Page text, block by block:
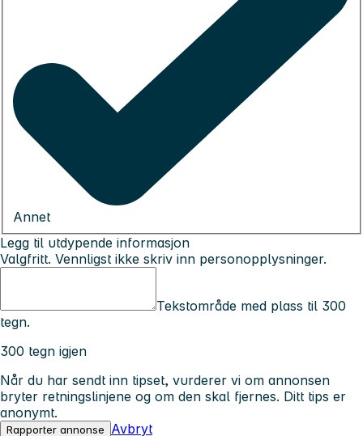
Annet
Legg til utdypende informasjon
Valgfritt. Vennligst ikke skriv inn personopplysninger.
Tekstområde med plass til 300
tegn.
300 tegn igjen
Når du har sendt inn tipset, vurderer vi om annonsen
bryter retningslinjene og om den skal fjernes. Ditt tips er
anonymt.
Rapporter annonse
Avbryt